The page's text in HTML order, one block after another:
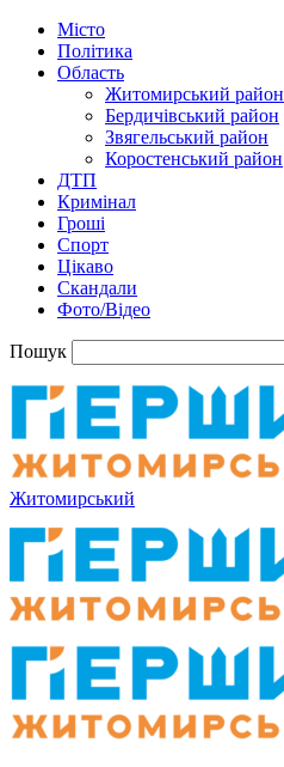
Місто
Політика
Область
Житомирський район
Бердичівський район
Звягельський район
Коростенський район
ДТП
Кримінал
Гроші
Спорт
Цікаво
Скандали
Фото/Відео
Пошук
Житомирський